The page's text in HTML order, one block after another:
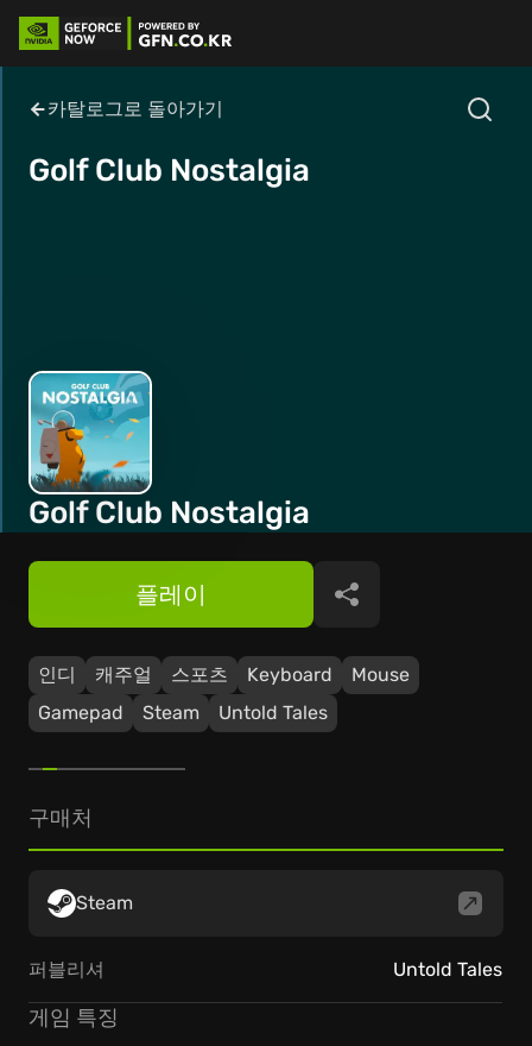
카탈로그로 돌아가기
Golf Club Nostalgia
Golf Club Nostalgia
인디 캐주얼 스포츠 Keyboard
Mouse
Gamepad
Steam Untold Tales
플레이 공유
구매처
Steam
퍼블리셔 Untold Tales
게임 특징